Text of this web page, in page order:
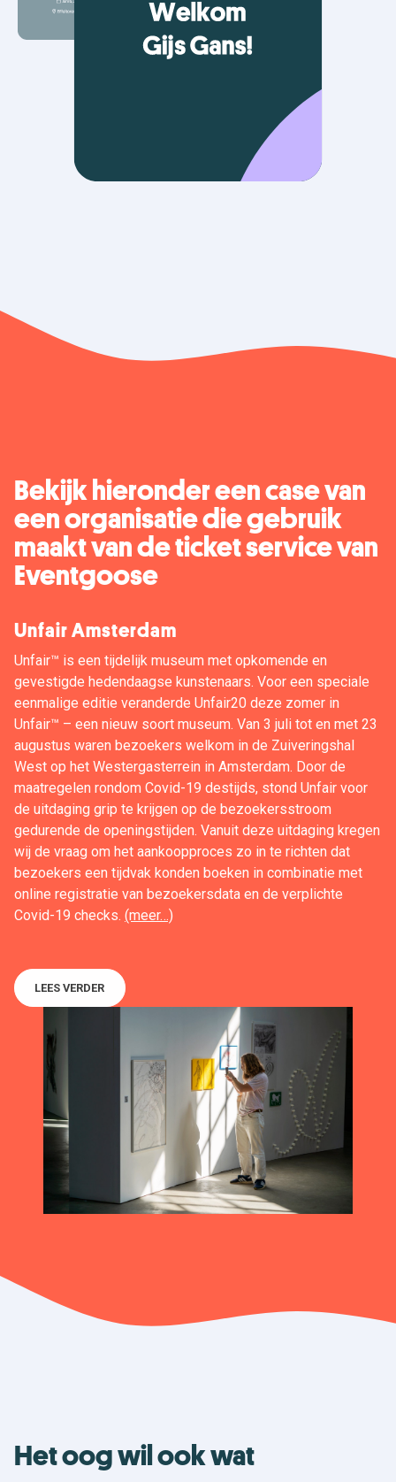
Bekijk hieronder een case van
een organisatie die gebruik
maakt van de ticket service van
Eventgoose
Unfair Amsterdam
Unfair™️ is een tijdelijk museum met opkomende en
gevestigde hedendaagse kunstenaars. Voor een speciale
eenmalige editie veranderde Unfair20 deze zomer in
Unfair™️ – een nieuw soort museum. Van 3 juli tot en met 23
augustus waren bezoekers welkom in de Zuiveringshal
West op het Westergasterrein in Amsterdam. Door de
maatregelen rondom Covid-19 destijds, stond Unfair voor
de uitdaging grip te krijgen op de bezoekersstroom
gedurende de openingstijden. Vanuit deze uitdaging kregen
wij de vraag om het aankoopproces zo in te richten dat
bezoekers een tijdvak konden boeken in combinatie met
online registratie van bezoekersdata en de verplichte
Covid-19 checks. (meer…)
LEES VERDER
Het oog wil ook wat